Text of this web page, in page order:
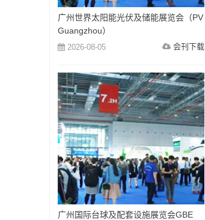
广州世界太阳能光伏及储能展览会（PV
Guangzhou）
2026-08-05 会刊下载
广州国际台球及配套设施展览会GBE